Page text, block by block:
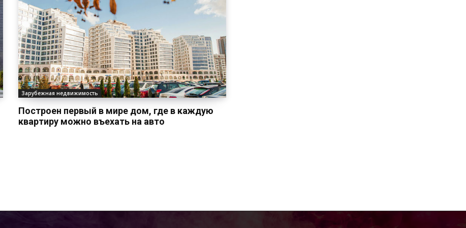
Зарубежная недвижимость
Построен первый в мире дом, где в каждую
квартиру можно въехать на авто